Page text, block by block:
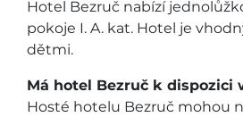
Hotel Bezruč nabízí
pokoje I. A. kat. Hotel je
dětmi.
Má hotel Bezruč k dispozici
Hosté hotelu Bezruč mohou